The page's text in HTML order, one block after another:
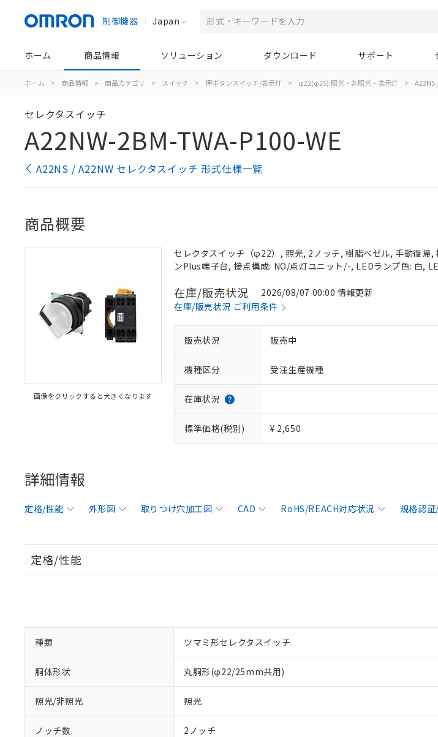
制御機器 Japan
ホーム 商品情報 ソリューション ダウンロード サポート
ホーム > 商品情報 > 商品カテゴリ > スイッチ > 押ボタンスイッチ/表示灯 > φ22(φ25):照光・非照光・表示灯 > A22NS
セレクタスイッチ
A22NW-2BM-TWA-P100-WE
A22NS / A22NW セレクタスイッチ 形式仕様一覧
商品概要
画像をクリックすると大きくなります
セレクタスイッチ（φ22）, 照光, 2ノッチ, 樹脂ベゼル, 手動復帰,
ンPlus端子台, 接点構成: NO/点灯ユニット/-, LEDランプ色: 白,
在庫/販売状況
2026/08/07 00:00 情報更新
在庫/販売状況 ご利用条件
販売状況 販売中
機種区分 受注生産機種
在庫状況
標準価格(税別) ¥ 2,650
詳細情報
定格/性能 外形図 取りつけ穴加工図 CAD RoHS/REACH対応状況 規格認
定格/性能
種類 ツマミ形セレクタスイッチ
胴体形状 丸胴形(φ22/25mm共用)
照光/非照光 照光
ノッチ数 2ノッチ